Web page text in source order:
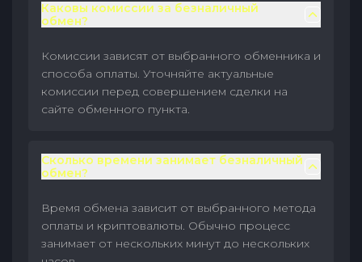
Каковы комиссии за безналичный
обмен?
Комиссии зависят от выбранного обменника и
способа оплаты. Уточняйте актуальные
комиссии перед совершением сделки на
сайте обменного пункта.
Сколько времени занимает безналичный
обмен?
Время обмена зависит от выбранного метода
оплаты и криптовалюты. Обычно процесс
занимает от нескольких минут до нескольких